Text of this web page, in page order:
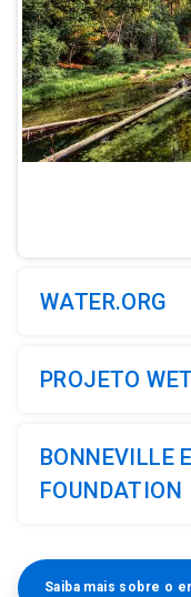
WATER.ORG
PROJETO WET
BONNEVILLE
FOUNDATION
Saiba mais sobre o